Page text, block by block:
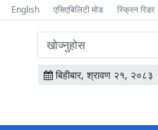
English एसिएबिलिटी मोड स्क्रिन रिडर
वेबसाइटमा
सामग्री
खोज्नुहोस
बिहीबार, श्रावण २१, २०८३